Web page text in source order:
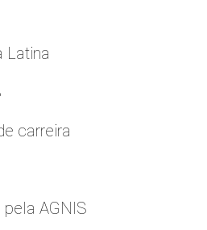
Latina
carreira
AGNIS